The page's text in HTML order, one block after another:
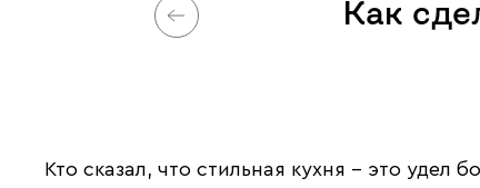
Как
Кто сказал, что стильная кухня – это